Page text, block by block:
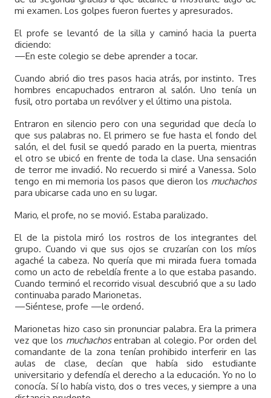
mi examen. Los golpes fueron fuertes y apresurados.
El profe se levantó de la silla y caminó hacia la puerta
diciendo:
—En este colegio se debe aprender a tocar.
Cuando abrió dio tres pasos hacia atrás, por instinto. Tres
hombres encapuchados entraron al salón. Uno tenía un
fusil, otro portaba un revólver y el último una pistola.
Entraron en silencio pero con una seguridad que decía lo
que sus palabras no. El primero se fue hasta el fondo del
salón, el del fusil se quedó parado en la puerta, mientras
el otro se ubicó en frente de toda la clase. Una sensación
de terror me invadió. No recuerdo si miré a Vanessa. Solo
tengo en mi memoria los pasos que dieron los muchachos
para ubicarse cada uno en su lugar.
Mario, el profe, no se movió. Estaba paralizado.
El de la pistola miró los rostros de los integrantes del
grupo. Cuando vi que sus ojos se cruzarían con los míos
agaché la cabeza. No quería que mi mirada fuera tomada
como un acto de rebeldía frente a lo que estaba pasando.
Cuando terminó el recorrido visual descubrió que a su lado
continuaba parado Marionetas.
—Siéntese, profe —le ordenó.
Marionetas hizo caso sin pronunciar palabra. Era la primera
vez que los muchachosentraban al colegio. Por orden del
comandante de la zona tenían prohibido interferir en las
aulas de clase, decían que había sido estudiante
universitario y defendía el derecho a la educación. Yo no lo
conocía. Sí lo había visto, dos o tres veces, y siempre a una